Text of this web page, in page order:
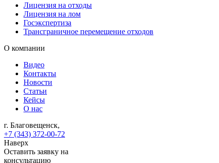
Лицензия на отходы
Лицензия на лом
Госэкспертиза
Трансграничное перемещение отходов
О компании
Видео
Контакты
Новости
Статьи
Кейсы
О нас
г. Благовещенск,
+7 (343) 372-00-72
Наверх
Оставить заявку на
консультацию